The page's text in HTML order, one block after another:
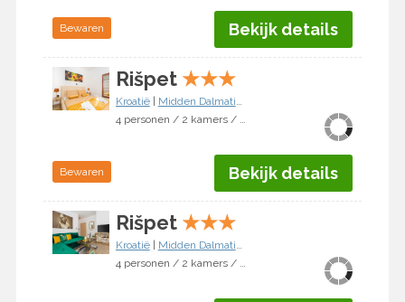
Bewaren Bekijk details
Rišpet ★★★
Kroatië| Midden Dalmatië
4 personen / 2 kamers / 1 slaapkamer
Bewaren Bekijk details
Rišpet ★★★
Kroatië| Midden Dalmatië
4 personen / 2 kamers / 1 slaapkamer